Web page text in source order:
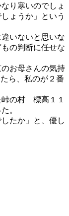
り寒いのでしょ
ょうか」という
いないと思いな
の判断に任せな
お母さんの気持
ら、私のが２番
の村 標高１１
。
たか」と、優し